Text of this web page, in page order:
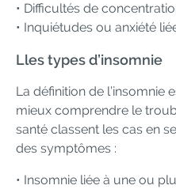
• Difficultés de
• Inquiétudes ou anxiété
Lles types d’insomnie
La définition de l’insomnie
mieux comprendre le
santé classent les cas en
des symptômes :
• Insomnie liée à une ou